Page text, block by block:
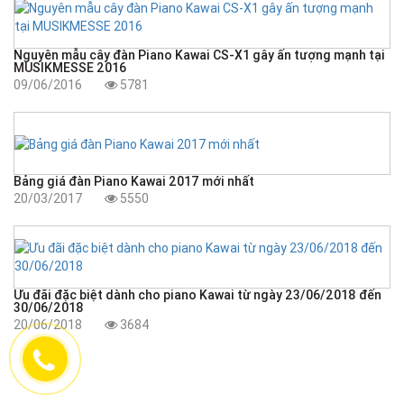
Nguyên mẫu cây đàn Piano Kawai CS-X1 gây ấn tượng mạnh tại
MUSIKMESSE 2016
09/06/2016
5781
Bảng giá đàn Piano Kawai 2017 mới nhất
20/03/2017
5550
Ưu đãi đặc biệt dành cho piano Kawai từ ngày 23/06/2018 đến
30/06/2018
20/06/2018
3684